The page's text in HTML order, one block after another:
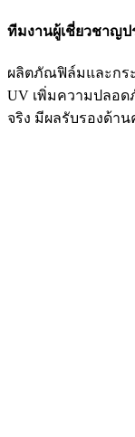
ทีมงานผู้เชี่ยวชาญ
ผลิตภัณฟิล์มและกร
UV เพิ่มความปลอด
จริง มีผลรับรองด้า